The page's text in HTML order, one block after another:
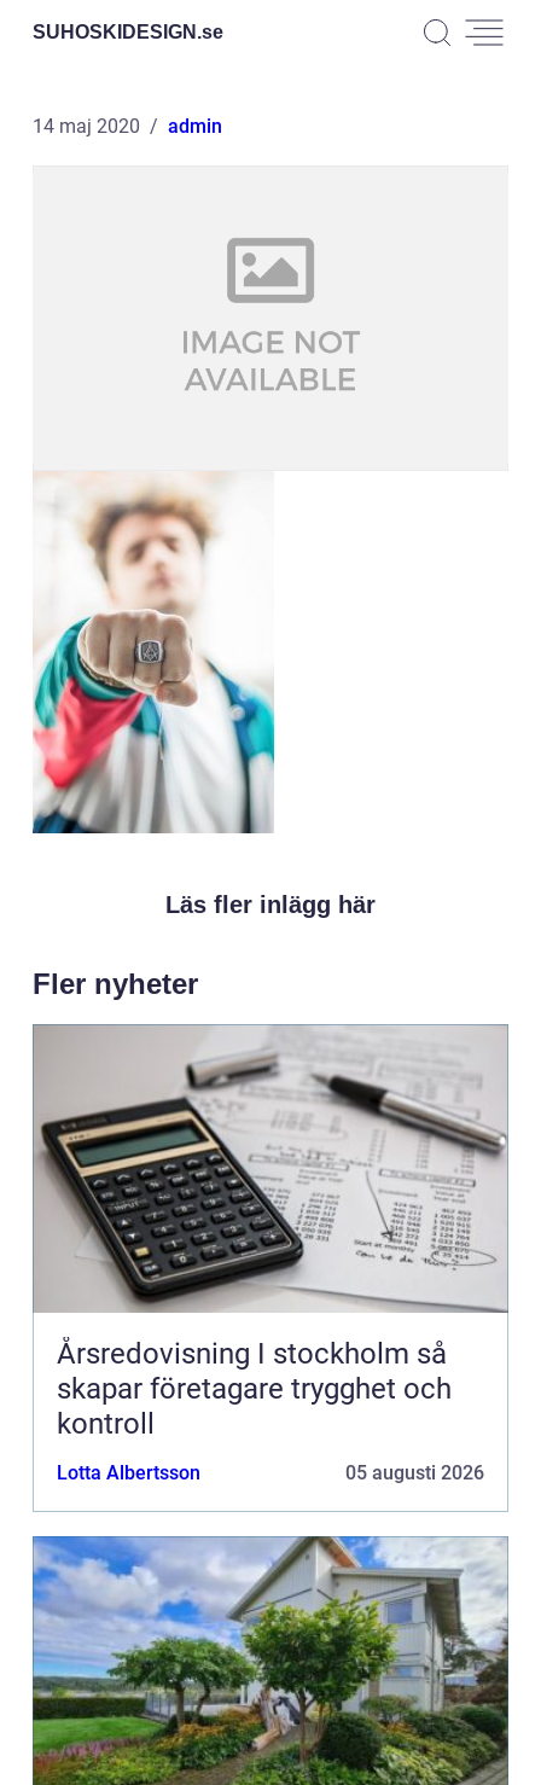
SUHOSKIDESIGN.se
14 maj 2020 admin
Läs fler inlägg här
Fler nyheter
Årsredovisning I stockholm så
skapar företagare trygghet och
kontroll
Lotta Albertsson 05 augusti 2026